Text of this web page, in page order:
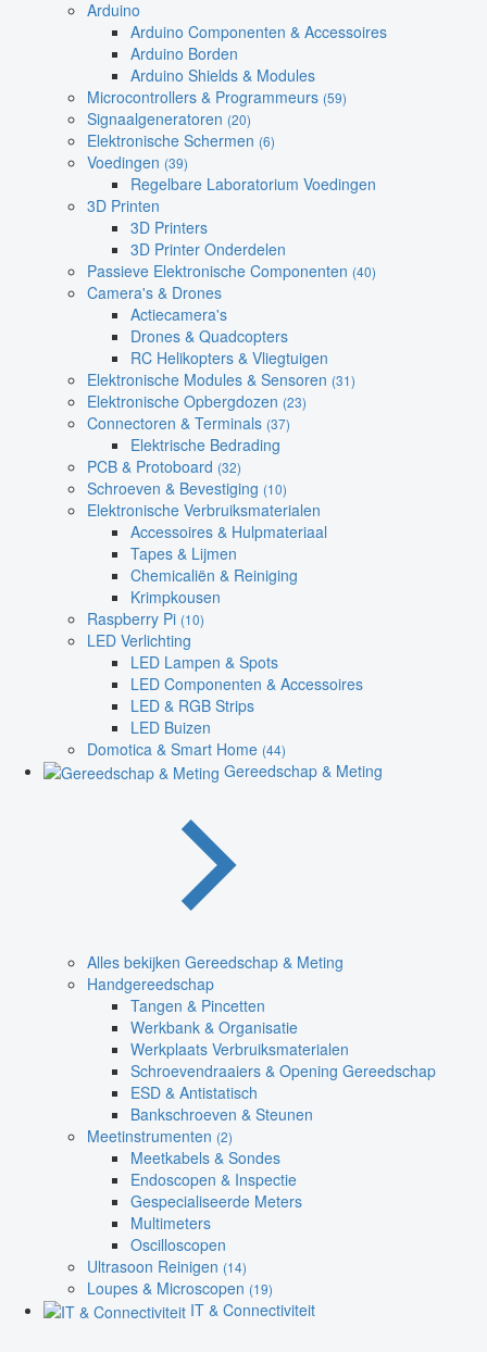
Arduino
Arduino Componenten & Accessoires
Arduino Borden
Arduino Shields & Modules
Microcontrollers & Programmeurs (59)
Signaalgeneratoren (20)
Elektronische Schermen (6)
Voedingen (39)
Regelbare Laboratorium Voedingen
3D Printen
3D Printers
3D Printer Onderdelen
Passieve Elektronische Componenten (40)
Camera's & Drones
Actiecamera's
Drones & Quadcopters
RC Helikopters & Vliegtuigen
Elektronische Modules & Sensoren (31)
Elektronische Opbergdozen (23)
Connectoren & Terminals (37)
Elektrische Bedrading
PCB & Protoboard (32)
Schroeven & Bevestiging (10)
Elektronische Verbruiksmaterialen
Accessoires & Hulpmateriaal
Tapes & Lijmen
Chemicaliën & Reiniging
Krimpkousen
Raspberry Pi (10)
LED Verlichting
LED Lampen & Spots
LED Componenten & Accessoires
LED & RGB Strips
LED Buizen
Domotica & Smart Home (44)
Gereedschap & Meting
Alles bekijken Gereedschap & Meting
Handgereedschap
Tangen & Pincetten
Werkbank & Organisatie
Werkplaats Verbruiksmaterialen
Schroevendraaiers & Opening Gereedschap
ESD & Antistatisch
Bankschroeven & Steunen
Meetinstrumenten (2)
Meetkabels & Sondes
Endoscopen & Inspectie
Gespecialiseerde Meters
Multimeters
Oscilloscopen
Ultrasoon Reinigen (14)
Loupes & Microscopen (19)
IT & Connectiviteit